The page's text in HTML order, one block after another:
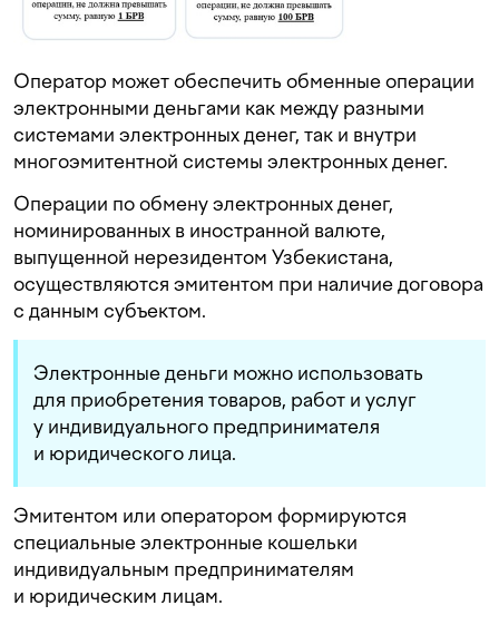
Оператор может обеспечить обменные операции
электронными деньгами как между разными
системами электронных денег, так и внутри
многоэмитентной системы электронных денег.
Операции по обмену электронных денег,
номинированных в иностранной валюте,
выпущенной нерезидентом Узбекистана,
осуществляются эмитентом при наличие договора
с данным субъектом.
Электронные деньги можно использовать
для приобретения товаров, работ и услуг
у индивидуального предпринимателя
и юридического лица.
Эмитентом или оператором формируются
специальные электронные кошельки
индивидуальным предпринимателям
и юридическим лицам.